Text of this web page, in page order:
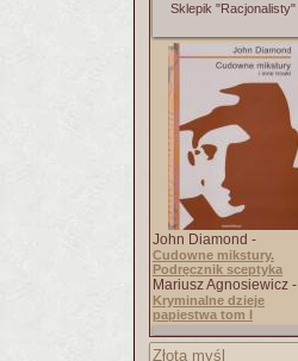
Sklepik "Racjonalisty"
John Diamond -
Cudowne mikstury.
Podręcznik sceptyka
Mariusz Agnosiewicz -
Kryminalne dzieje
papiestwa tom I
Złota myśl